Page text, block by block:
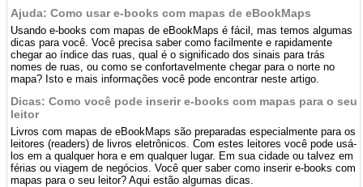
Ajuda: Como usar e-books com mapas de eBookMaps
Usando e-books com mapas de eBookMaps é fácil, mas temos algumas
dicas para você. Você precisa saber como facilmente e rapidamente
chegar ao índice das ruas, qual é o significado dos sinais para trás
nomes de ruas, ou como se confortavelmente chegar para o norte no
mapa? Isto e mais informações você pode encontrar neste artigo.
Dicas: Como você pode inserir e-books com mapas para o seu
leitor
Livros com mapas de eBookMaps são preparadas especialmente para os
leitores (readers) de livros eletrônicos. Com estes leitores você pode usá-
los em a qualquer hora e em qualquer lugar. Em sua cidade ou talvez em
férias ou viagem de negócios. Você quer saber como inserir e-books com
mapas para o seu leitor? Aqui estão algumas dicas.